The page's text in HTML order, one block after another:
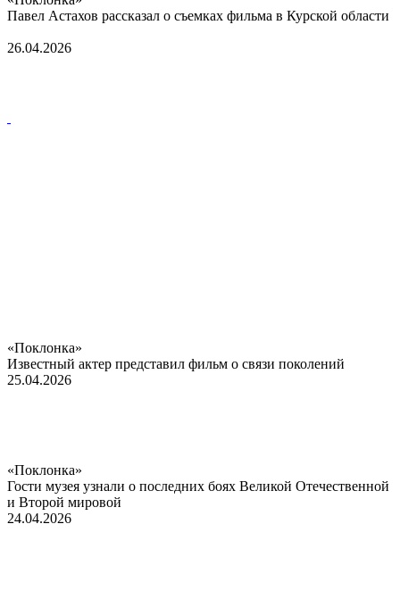
Павел Астахов рассказал о съемках фильма в Курской области
26.04.2026
«Поклонка»
Известный актер представил фильм о связи поколений
25.04.2026
«Поклонка»
Гости музея узнали о последних боях Великой Отечественной
и Второй мировой
24.04.2026